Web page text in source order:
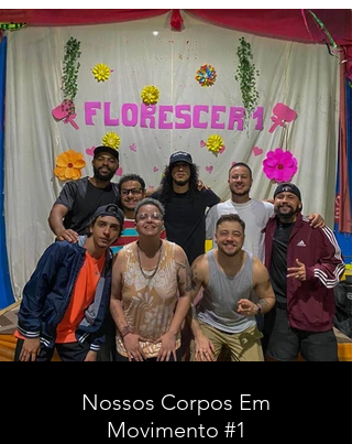
Nossos Corpos Em
Movimento #1